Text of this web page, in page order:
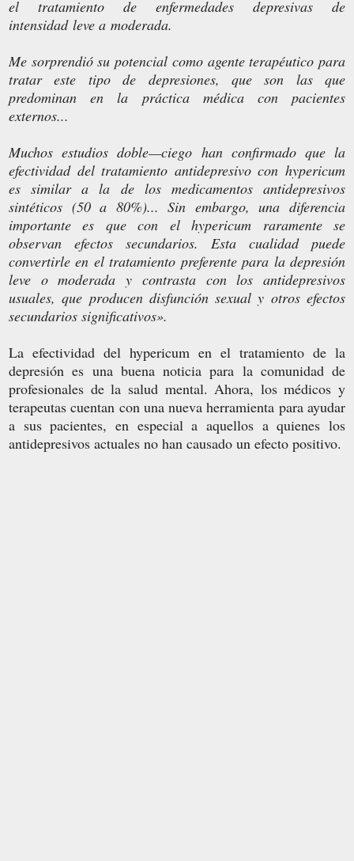
el tratamiento de enfermedades depresivas de
intensidad leve a moderada.
Me sorprendió su potencial como agente terapéutico para
tratar este tipo de depresiones, que son las que
predominan en la práctica médica con pacientes
externos...
Muchos estudios doble—ciego han confirmado que la
efectividad del tratamiento antidepresivo con hypericum
es similar a la de los medicamentos antidepresivos
sintéticos (50 a 80%)... Sin embargo, una diferencia
importante es que con el hypericum raramente se
observan efectos secundarios. Esta cualidad puede
convertirle en el tratamiento preferente para la depresión
leve o moderada y contrasta con los antidepresivos
usuales, que producen disfunción sexual y otros efectos
secundarios significativos».
La efectividad del hypericum en el tratamiento de la
depresión es una buena noticia para la comunidad de
profesionales de la salud mental. Ahora, los médicos y
terapeutas cuentan con una nueva herramienta para ayudar
a sus pacientes, en especial a aquellos a quienes los
antidepresivos actuales no han causado un efecto positivo.